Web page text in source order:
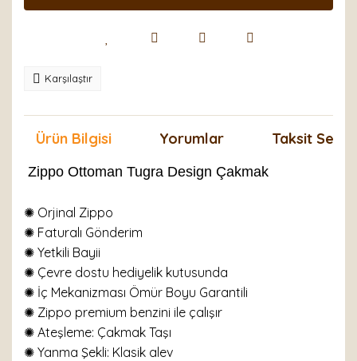
Karşılaştır
Ürün Bilgisi Yorumlar Taksit
Zippo Ottoman Tugra Design Çakmak
✺ Orjinal Zippo
✺ Faturalı Gönderim
✺ Yetkili Bayii
✺ Çevre dostu hediyelik kutusunda
✺ İç Mekanizması Ömür Boyu Garantili
✺ Zippo premium benzini ile çalışır
✺ Ateşleme: Çakmak Taşı
✺ Yanma Şekli: Klasik alev